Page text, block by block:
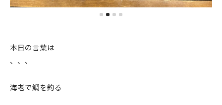
本日の言葉は
、、、
海老で鯛を釣る